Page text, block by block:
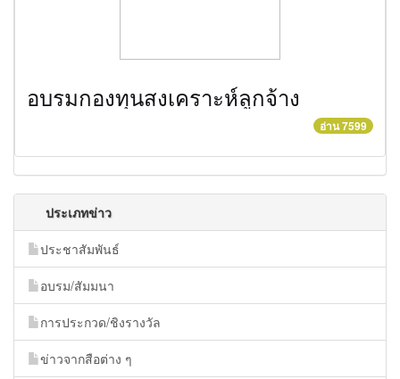
อบรมกองทุนสงเคราะห์ลูกจ้าง
อ่าน 7599
ประเภทข่าว
ประชาสัมพันธ์
อบรม/สัมมนา
การประกวด/ชิงรางวัล
ข่าวจากสือต่าง ๆ